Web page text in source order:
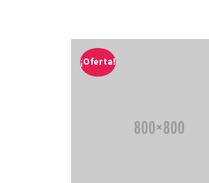
¡Oferta!